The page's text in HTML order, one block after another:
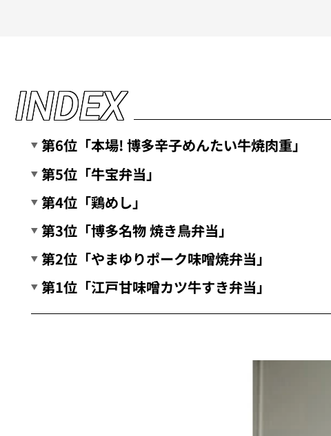
INDEX
第6位「本場! 博多辛子めんたい牛焼肉重」
第5位「牛宝弁当」
第4位「鶏めし」
第3位「博多名物 焼き鳥弁当」
第2位「やまゆりポーク味噌焼弁当」
第1位「江戸甘味噌カツ牛すき弁当」